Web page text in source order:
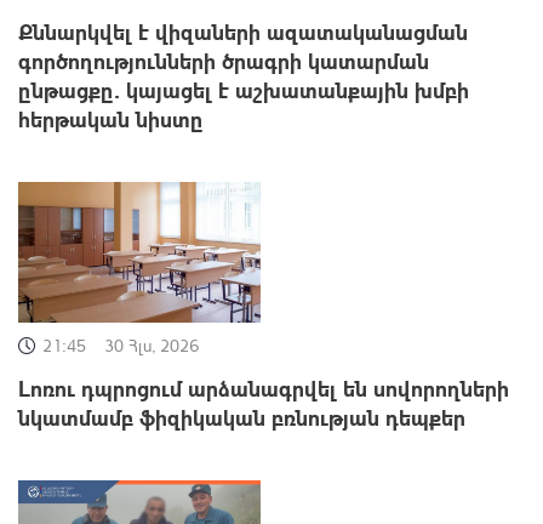
Քննարկվել է վիզաների ազատականացման
գործողությունների ծրագրի կատարման
ընթացքը․ կայացել է աշխատանքային խմբի
հերթական նիստը
21:45 30 Հլս, 2026
Լոռու դպրոցում արձանագրվել են սովորողների
նկատմամբ ֆիզիկական բռնության դեպքեր